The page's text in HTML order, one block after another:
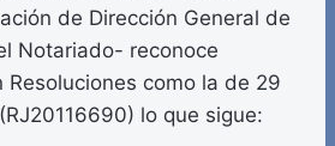
de Dirección General de
Notariado- reconoce
Resoluciones como la de 29
lo que sigue: